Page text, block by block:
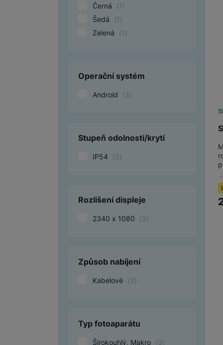
Příslušenství
Dárkové poukázky iSpace
Černá (1 )
Šedá
(1 )
Zelená
(1 )
Operační systém
Android (3)
Stupeň odolnosti/krytí
IP54 (3)
Rozlišení displeje
2340 x 1080 (3)
Způsob nabíjení
Kabelové (3)
Typ fotoaparátu
Širokouhlý, Makro (3)